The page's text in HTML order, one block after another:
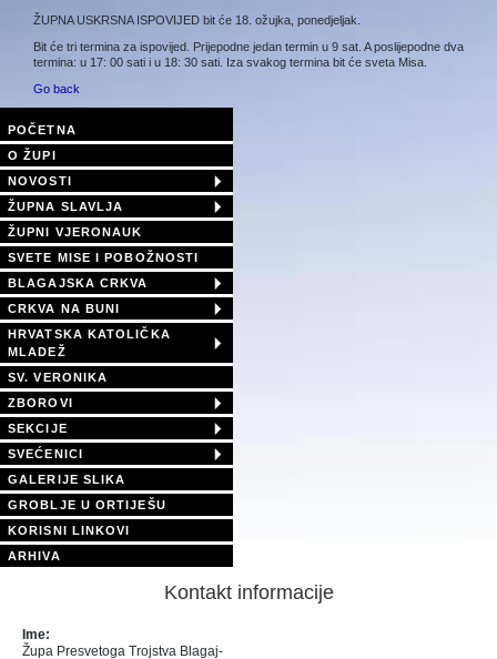
ŽUPNA USKRSNA ISPOVIJED bit će 18. ožujka, ponedjeljak.
Bit će tri termina za ispovijed. Prijepodne jedan termin u 9 sat. A poslijepodne dva
termina: u 17: 00 sati i u 18: 30 sati. Iza svakog termina bit će sveta Misa.
Go back
POČETNA
O ŽUPI
NOVOSTI
ŽUPNA SLAVLJA
ŽUPNI VJERONAUK
SVETE MISE I POBOŽNOSTI
BLAGAJSKA CRKVA
CRKVA NA BUNI
HRVATSKA KATOLIČKA
MLADEŽ
SV. VERONIKA
ZBOROVI
SEKCIJE
SVEĆENICI
GALERIJE SLIKA
GROBLJE U ORTIJEŠU
KORISNI LINKOVI
ARHIVA
Kontakt informacije
Ime:
Župa Presvetoga Trojstva Blagaj-